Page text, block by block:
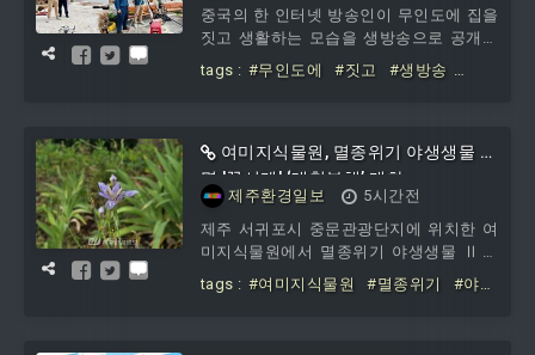
중국의 한 인터넷 방송인이 무인도에 집을
짓고 생활하는 모습을 생방송으로 공개해
인기를 끌었지만, 자신이 촬영한 영상이
결국 불법행위의 증거가 됐다.중국 인민일
산현 줴시진 차오무완다오를 허가 없이 점
유·개조한 혐의로 한 인터넷 방송인을 조
사하고 있다.이 방송인은 단편 동영상 플
랫폼을 통해 ‘무인도 개조’라는 제목의 영
상을 연속으로 게시했다. 영상에는 건축자
재를 배로
tags : #무인도에 #짓고
#생방송
여미지식물원, 멸종위기 야생생물 일
명 '꽃시계' ‘대청부채’ 개화
제주환경일보
5시간전
제주 서귀포시 중문관광단지에 위치한 여
미지식물원에서 멸종위기 야생생물 Ⅱ급
인 대청부채가 꽃을 피워 관람객들의 눈길
을 끌고 있다.대청부채(Iris dichotoma
tags : #여미지식물원 #멸종위기
#야생